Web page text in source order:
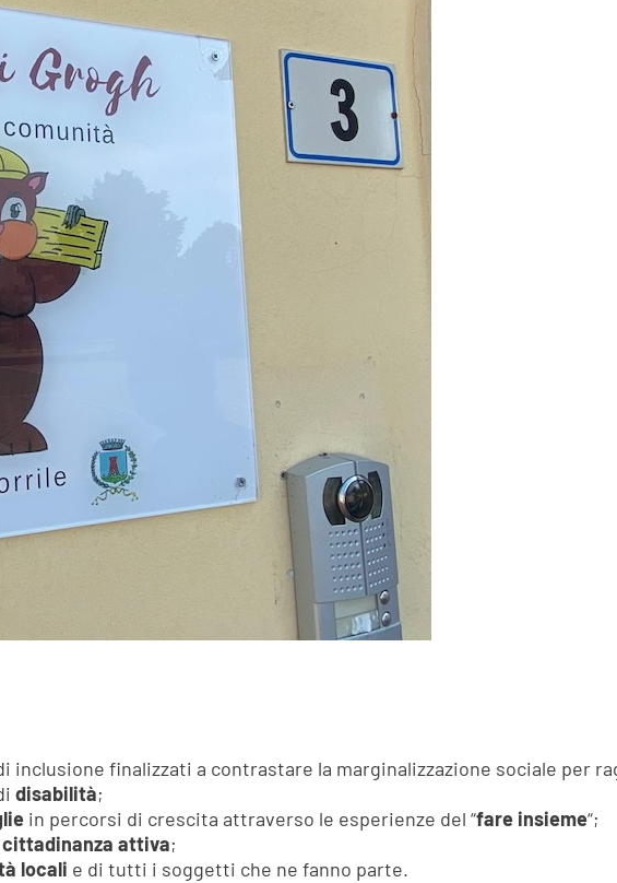
finalizzati a contrastare la marginalizzazione sociale per
disabilità;
in percorsi di crescita attraverso le esperienze del “fare insieme“;
cittadinanza attiva;
locali e di tutti i soggetti che ne fanno parte.